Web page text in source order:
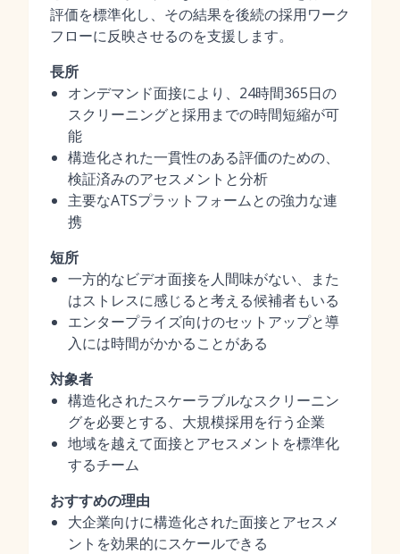
評価を標準化し、その結果を後続の採用ワーク
フローに反映させるのを支援します。
長所
オンデマンド面接により、24時間365日の
スクリーニングと採用までの時間短縮が可
能
構造化された一貫性のある評価のための、
検証済みのアセスメントと分析
主要なATSプラットフォームとの強力な連
携
短所
一方的なビデオ面接を人間味がない、また
はストレスに感じると考える候補者もいる
エンタープライズ向けのセットアップと導
入には時間がかかることがある
対象者
構造化されたスケーラブルなスクリーニン
グを必要とする、大規模採用を行う企業
地域を越えて面接とアセスメントを標準化
するチーム
おすすめの理由
大企業向けに構造化された面接とアセスメ
ントを効果的にスケールできる